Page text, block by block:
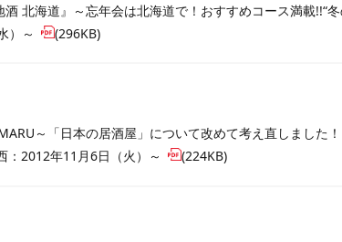
酒 北海道』～忘年会は北海道で！おすすめコース満載!!“
）～
(296KB)
～「日本の居酒屋」について改めて考え直しました
：2012年11月6日（火）～
(224KB)